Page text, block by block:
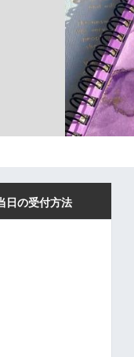
日の受付方法